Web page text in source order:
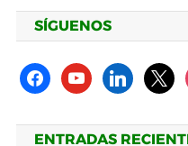
SÍGUENOS
facebookyoutubelinkedin
x
ENTRADAS